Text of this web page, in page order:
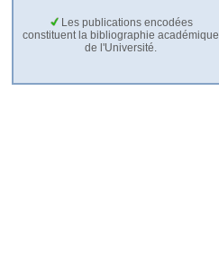
Les publications encodées
constituent la bibliographie académique
de l'Université.